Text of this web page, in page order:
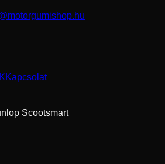
Kapcsolat
Scootsmart